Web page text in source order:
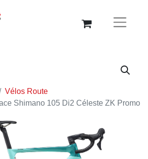
Vélos Route
Shimano 105 Di2 Céleste ZK Promo